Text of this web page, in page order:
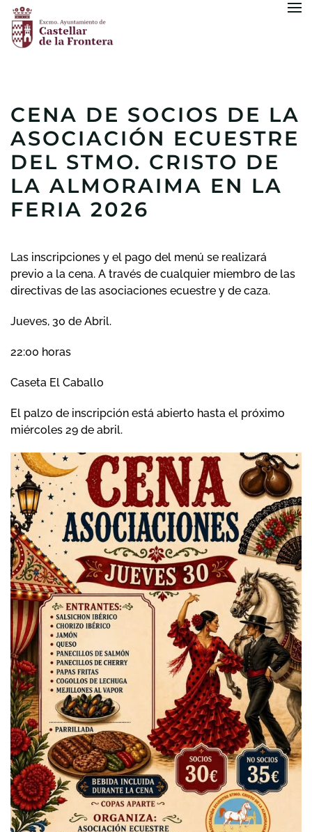
Skip to main content
CENA DE SOCIOS DE LA
ASOCIACIÓN ECUESTRE
DEL STMO. CRISTO DE
LA ALMORAIMA EN LA
FERIA 2026
Las inscripciones y el pago del menú se realizará
previo a la cena. A través de cualquier miembro de las
directivas de las asociaciones ecuestre y de caza.
Jueves, 30 de Abril.
22:00 horas
Caseta El Caballo
El palzo de inscripción está abierto hasta el próximo
miércoles 29 de abril.